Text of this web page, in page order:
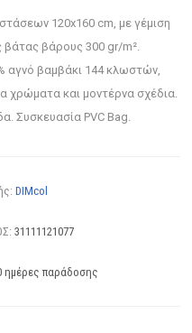
120x160 cm, με γέμιση
βάτας βάρους 300 gr/m².
αγνό βαμβάκι 144 κλωστών,
χρώματα και μοντέρνα σχέδια.
Συσκευασία PVC Bag.
DIMcol
31111121077
ημέρες παράδοσης